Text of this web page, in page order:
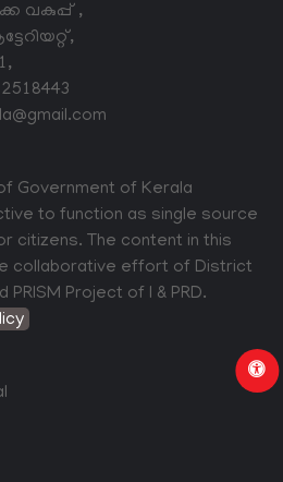
വകുപ്പ് ,
Government of Kerala
to function as single source
citizens. The content in this
collaborative effort of District
Project of I & PRD.